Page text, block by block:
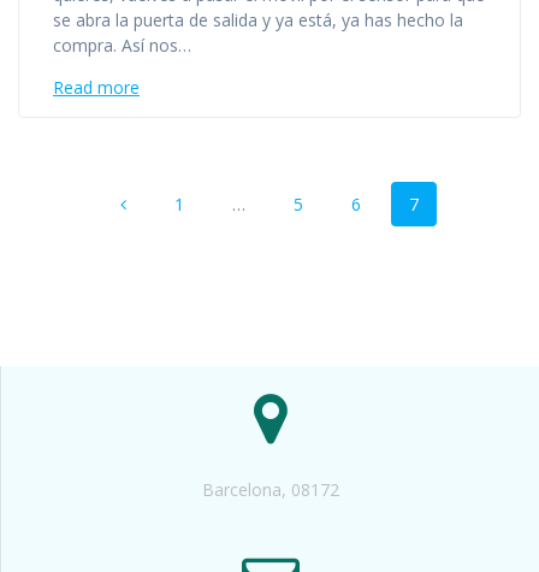
se abra la puerta de salida y ya está, ya has hecho la
compra. Así nos…
Read more
navigationPage
1 … Page
5 Page
6 Page
7
Barcelona, 08172